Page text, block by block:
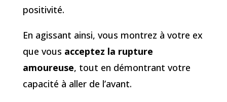
positivité.
En agissant ainsi, vous montrez à votre ex
que vous acceptez la rupture
amoureuse, tout en démontrant votre
capacité à aller de l’avant.